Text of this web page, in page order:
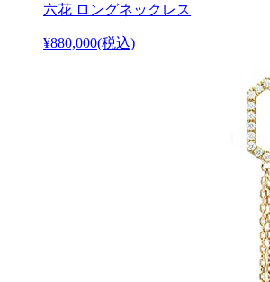
六花 ロングネックレス
¥880,000(税込)